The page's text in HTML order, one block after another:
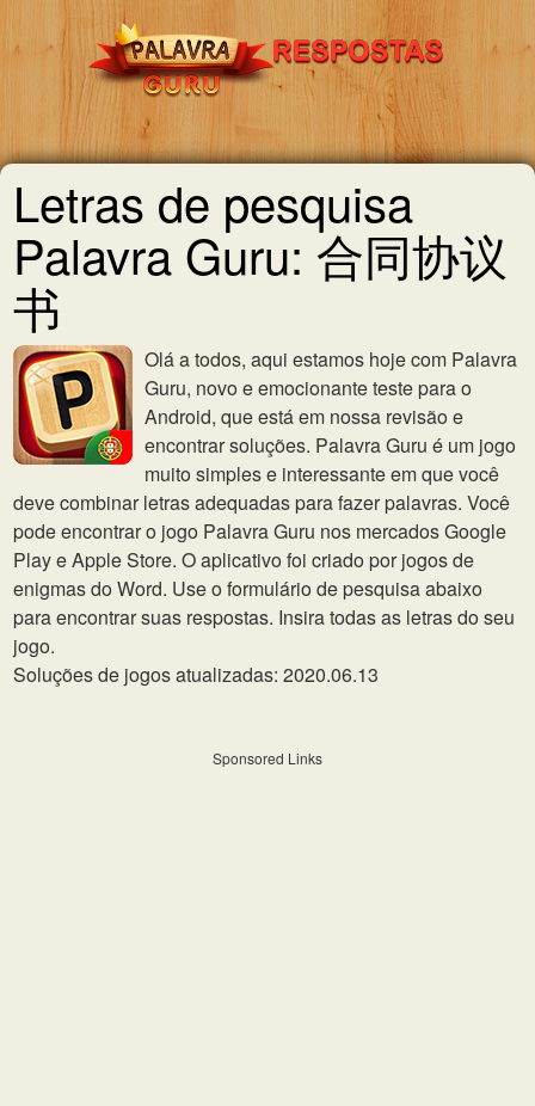
Letras de pesquisa
Palavra Guru: 合同协议
书
Olá a todos, aqui estamos hoje com Palavra
Guru, novo e emocionante teste para o
Android, que está em nossa revisão e
encontrar soluções. Palavra Guru é um jogo
muito simples e interessante em que você
deve combinar letras adequadas para fazer palavras. Você
pode encontrar o jogo Palavra Guru nos mercados Google
Play e Apple Store. O aplicativo foi criado por jogos de
enigmas do Word. Use o formulário de pesquisa abaixo
para encontrar suas respostas. Insira todas as letras do seu
jogo.
Soluções de jogos atualizadas: 2020.06.13
Sponsored Links